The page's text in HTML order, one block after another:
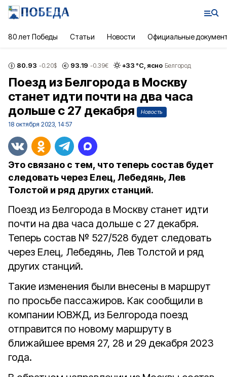
80 лет Победы Статьи Новости Официальные
80.93 -0.20$ 93.19 -0.39€ +33 °С, ясно Белгород
Поезд из Белгорода в Москву
станет идти почти на два часа
дольше с 27 декабря
Новость
18 октября 2023, 14:57
Это связано с тем, что теперь состав будет
следовать через Елец, Лебедянь, Лев
Толстой и ряд других станций.
Поезд из Белгорода в Москву станет идти
почти на два часа дольше с 27 декабря.
Теперь состав № 527/528 будет следовать
через Елец, Лебедянь, Лев Толстой и ряд
других станций.
Такие изменения были внесены в маршрут
по просьбе пассажиров. Как сообщили в
компании ЮВЖД, из Белгорода поезд
отправится по новому маршруту в
ближайшее время 27, 28 и 29 декабря 2023
года.